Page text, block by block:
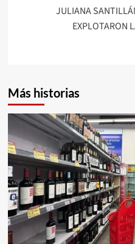
JULIANA
EXPLOTARON
Más historias